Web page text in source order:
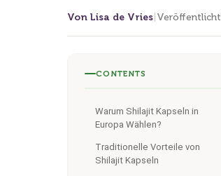
Von Lisa de Vries Veröffentlicht
CONTENTS
Warum Shilajit Kapseln in
Europa Wählen?
Traditionelle Vorteile von
Shilajit Kapseln